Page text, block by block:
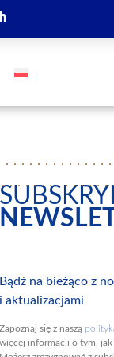
Bądź na bieżąco z
i aktualizacjami
Zapoznaj się z naszą
więcej informacji o tym, jak